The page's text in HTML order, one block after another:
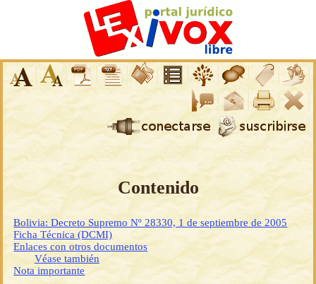
Contenido
Bolivia: Decreto Supremo Nº 28330, 1 de septiembre de 2005
Ficha Técnica (DCMI)
Enlaces con otros documentos
Véase también
Nota importante